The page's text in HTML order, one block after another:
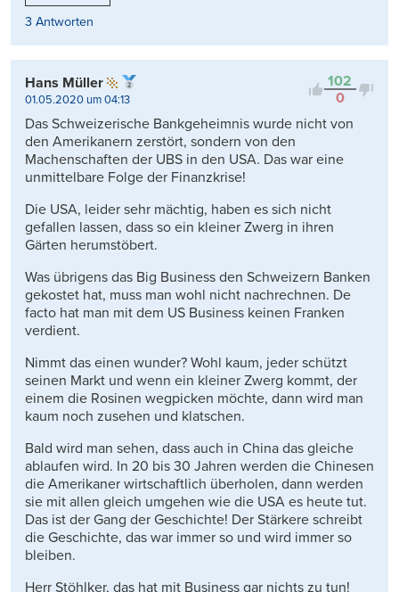
3 Antworten
102
0
Hans Müller
01.05.2020 um 04:13
Das Schweizerische Bankgeheimnis wurde nicht von
den Amerikanern zerstört, sondern von den
Machenschaften der UBS in den USA. Das war eine
unmittelbare Folge der Finanzkrise!
Die USA, leider sehr mächtig, haben es sich nicht
gefallen lassen, dass so ein kleiner Zwerg in ihren
Gärten herumstöbert.
Was übrigens das Big Business den Schweizern Banken
gekostet hat, muss man wohl nicht nachrechnen. De
facto hat man mit dem US Business keinen Franken
verdient.
Nimmt das einen wunder? Wohl kaum, jeder schützt
seinen Markt und wenn ein kleiner Zwerg kommt, der
einem die Rosinen wegpicken möchte, dann wird man
kaum noch zusehen und klatschen.
Bald wird man sehen, dass auch in China das gleiche
ablaufen wird. In 20 bis 30 Jahren werden die Chinesen
die Amerikaner wirtschaftlich überholen, dann werden
sie mit allen gleich umgehen wie die USA es heute tut.
Das ist der Gang der Geschichte! Der Stärkere schreibt
die Geschichte, das war immer so und wird immer so
bleiben.
Herr Stöhlker, das hat mit Business gar nichts zu tun!